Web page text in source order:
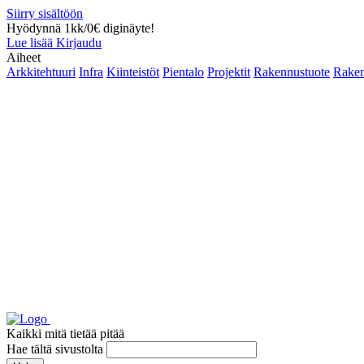
Siirry sisältöön
Hyödynnä 1kk/0€ diginäyte!
Lue lisää Kirjaudu
Aiheet
Arkkitehtuuri Infra Kiinteistöt Pientalo Projektit Rakennustuote
Kaikki mitä tietää pitää
Hae tältä sivustolta